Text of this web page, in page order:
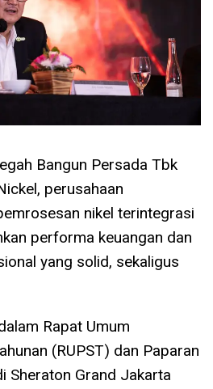
Bangun Persada Tbk
perusahaan
nikel terintegrasi
performa keuangan dan
yang solid, sekaligus
Rapat Umum
(RUPST) dan Paparan
Sheraton Grand Jakarta